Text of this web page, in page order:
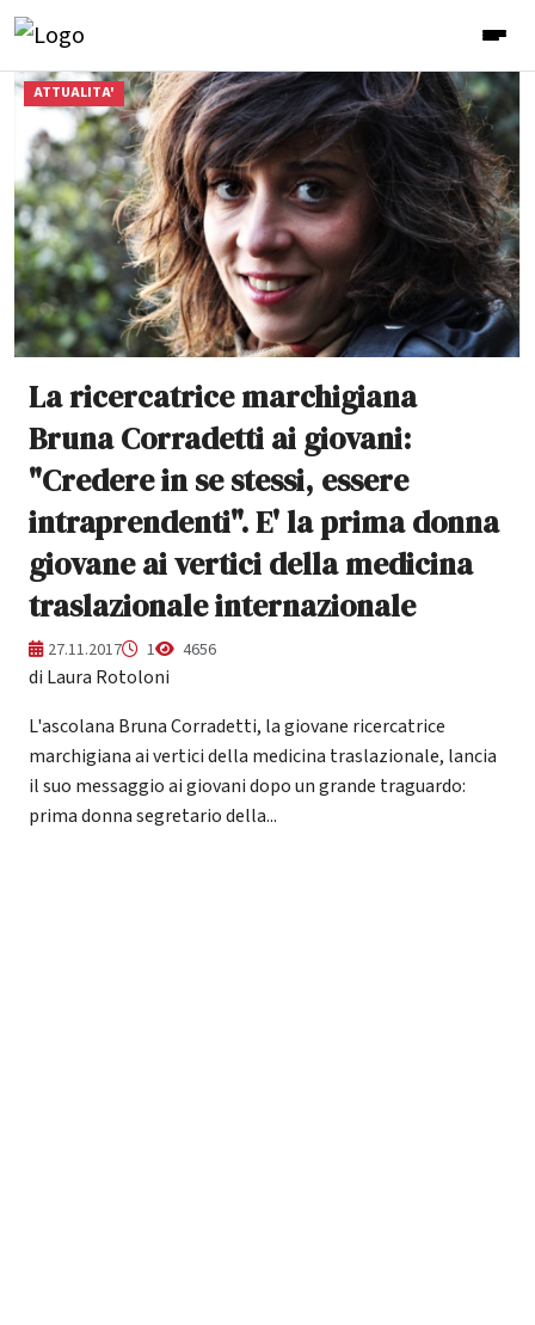
ATTUALITA'
La ricercatrice marchigiana
Bruna Corradetti ai giovani:
"Credere in se stessi, essere
intraprendenti". E' la prima donna
giovane ai vertici della medicina
traslazionale internazionale
27.11.2017 1 4656
di Laura Rotoloni
L'ascolana Bruna Corradetti, la giovane ricercatrice
marchigiana ai vertici della medicina traslazionale, lancia
il suo messaggio ai giovani dopo un grande traguardo:
prima donna segretario della...